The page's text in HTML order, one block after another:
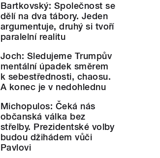
Bartkovský: Společnost se
dělí na dva tábory. Jeden
argumentuje, druhý si tvoří
paralelní realitu
Joch: Sledujeme Trumpův
mentální úpadek směrem
k sebestřednosti, chaosu.
A konec je v nedohlednu
Michopulos: Čeká nás
občanská válka bez
střelby. Prezidentské volby
budou džihádem vůči
Pavlovi